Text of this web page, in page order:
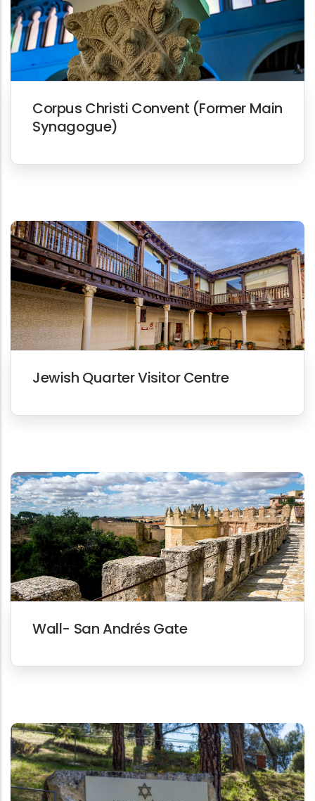
Corpus Christi Convent (Former Main
Synagogue)
Jewish Quarter Visitor Centre
Wall- San Andrés Gate